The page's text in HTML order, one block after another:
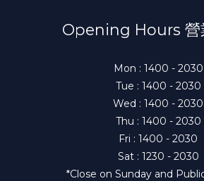
Opening Hours 營
Mon : 1400 - 2030
Tue : 1400 - 2030
Wed : 1400 - 2030
Thu : 1400 - 2030
Fri : 1400 - 2030
Sat : 1230 - 2030
*Close on Sunday and